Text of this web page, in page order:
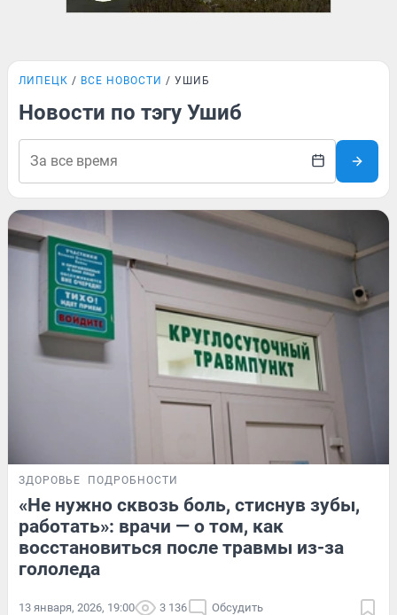
ЛИПЕЦК ВСЕ НОВОСТИ УШИБ
Новости по тэгу Ушиб
ЗДОРОВЬЕ ПОДРОБНОСТИ
«Не нужно сквозь боль, стиснув зубы,
работать»: врачи — о том, как
восстановиться после травмы из-за
гололеда
13 января, 2026, 19:00 3 136 Обсудить